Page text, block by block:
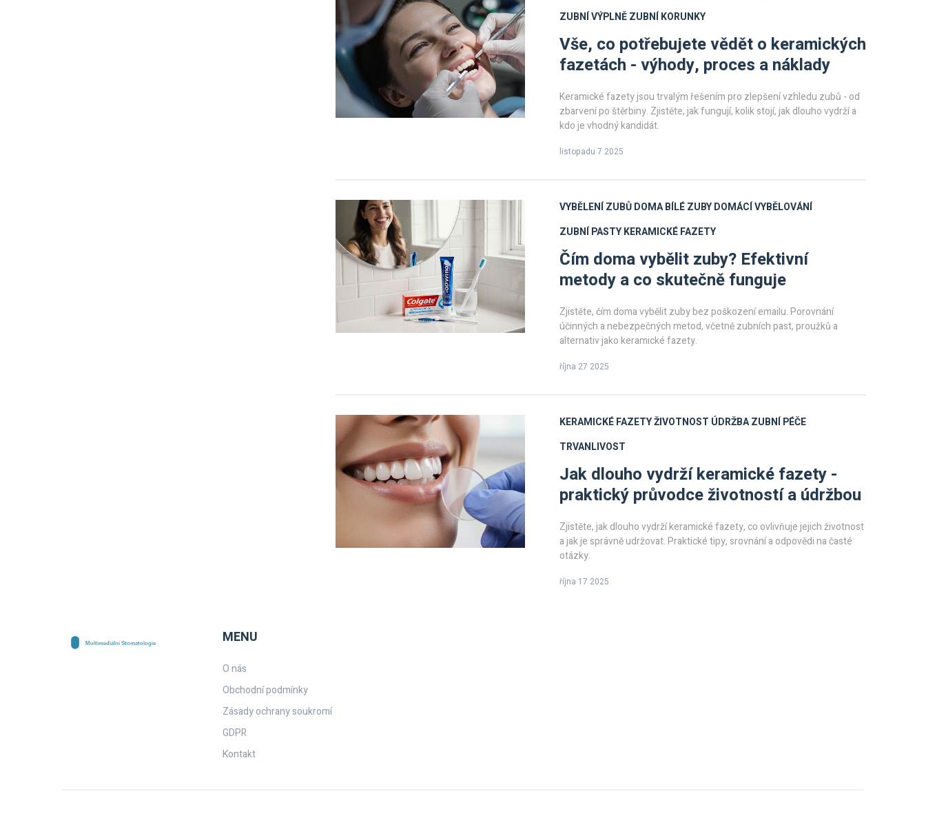
ZUBNÍ VÝPLNĚZUBNÍ KORUNKY
Vše, co potřebujete vědět o keramických
fazetách - výhody, proces a náklady
Keramické fazety jsou trvalým řešením pro zlepšení vzhledu zubů - od
zbarvení po štěrbiny. Zjistěte, jak fungují, kolik stojí, jak dlouho vydrží a
kdo je vhodný kandidát.
listopadu 7 2025
VYBĚLENÍ ZUBŮ DOMABÍLÉ ZUBYDOMÁCÍ VYBĚLOVÁNÍ
ZUBNÍ PASTYKERAMICKÉ FAZETY
Čím doma vybělit zuby? Efektivní
metody a co skutečně funguje
Zjistěte, čím doma vybělit zuby bez poškození emailu. Porovnání
účinných a nebezpečných metod, včetně zubních past, proužků a
alternativ jako keramické fazety.
října 27 2025
KERAMICKÉ FAZETYŽIVOTNOST ÚDRŽBAZUBNÍ PÉČE
TRVANLIVOST
Jak dlouho vydrží keramické fazety -
praktický průvodce životností a údržbou
Zjistěte, jak dlouho vydrží keramické fazety, co ovlivňuje jejich životnost
a jak je správně udržovat. Praktické tipy, srovnání a odpovědi na časté
otázky.
října 17 2025
MENU
O nás
Obchodní podmínky
Zásady ochrany soukromí
GDPR
Kontakt